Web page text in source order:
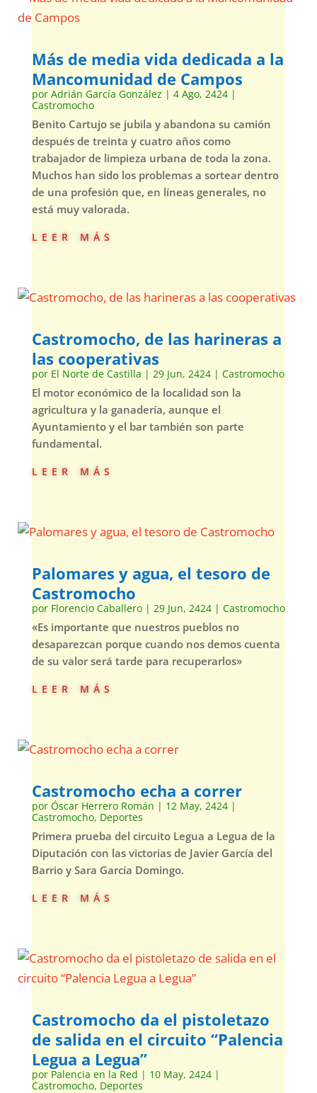
Más de media vida dedicada a la
Mancomunidad de Campos
por Adrián García González | 4 Ago, 2424|
Castromocho
Benito Cartujo se jubila y abandona su camión
después de treinta y cuatro años como
trabajador de limpieza urbana de toda la zona.
Muchos han sido los problemas a sortear dentro
de una profesión que, en líneas generales, no
está muy valorada.
leer más
Castromocho, de las harineras a
las cooperativas
por El Norte de Castilla | 29 Jun, 2424| Castromocho
El motor económico de la localidad son la
agricultura y la ganadería, aunque el
Ayuntamiento y el bar también son parte
fundamental.
leer más
Palomares y agua, el tesoro de
Castromocho
por Florencio Caballero| 29 Jun, 2424| Castromocho
«Es importante que nuestros pueblos no
desaparezcan porque cuando nos demos cuenta
de su valor será tarde para recuperarlos»
leer más
Castromocho echa a correr
por Óscar Herrero Román | 12 May, 2424|
Castromocho, Deportes
Primera prueba del circuito Legua a Legua de la
Diputación con las victorias de Javier García del
Barrio y Sara García Domingo.
leer más
Castromocho da el pistoletazo
de salida en el circuito “Palencia
Legua a Legua”
por Palencia en la Red | 10 May, 2424|
Castromocho, Deportes